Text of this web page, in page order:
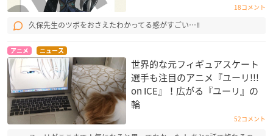
18コメント
久保先生のツボをおさえたわかってる感がすごい…‼
アニメ ニュース
世界的な元フィギュアスケート
選手も注目のアニメ『ユーリ!!!
on ICE』！広がる『ユーリ』の
輪
52コメント